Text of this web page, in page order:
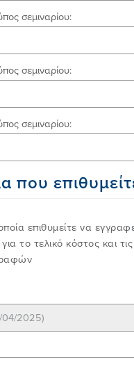
σεμιναρίου:
σεμιναρίου:
σεμιναρίου:
που
επιθυμείτε να
το τελικό κόστος και